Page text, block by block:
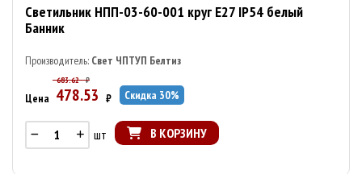
Светильник НПП-03-60-001 круг E27 IP54 белый
Банник
Производитель: Свет ЧПТУП Белтиз
683.62 ₽
Цена 478.53 ₽ Скидка 30%
шт В КОРЗИНУ